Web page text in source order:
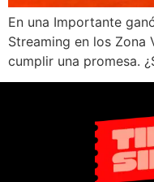
En una Importante
Streaming en los Zona
cumplir una promesa.